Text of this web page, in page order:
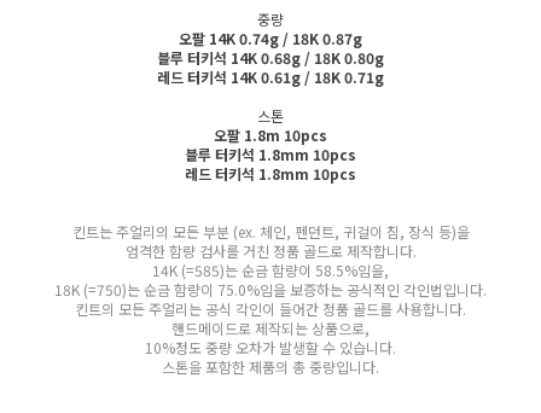
중량
오팔 14K 0.74g / 18K 0.87g
블루 터키석 14K 0.68g / 18K 0.80g
레드 터키석 14K 0.61g / 18K 0.71g
스톤
오팔 1.8m 10pcs
블루 터키석 1.8mm 10pcs
레드 터키석 1.8mm 10pcs
킨트는 주얼리의 모든 부분 (ex. 체인, 펜던트, 귀걸이 침, 장식 등)을
엄격한 함량 검사를 거친 정품 골드로 제작합니다.
14K (=585)는 순금 함량이 58.5%임을,
18K (=750)는 순금 함량이 75.0%임을 보증하는 공식적인 각인법입니다.
킨트의 모든 주얼리는 공식 각인이 들어간 정품 골드를 사용합니다.
핸드메이드로 제작되는 상품으로,
10%정도 중량 오차가 발생할 수 있습니다.
스톤을 포함한 제품의 총 중량입니다.